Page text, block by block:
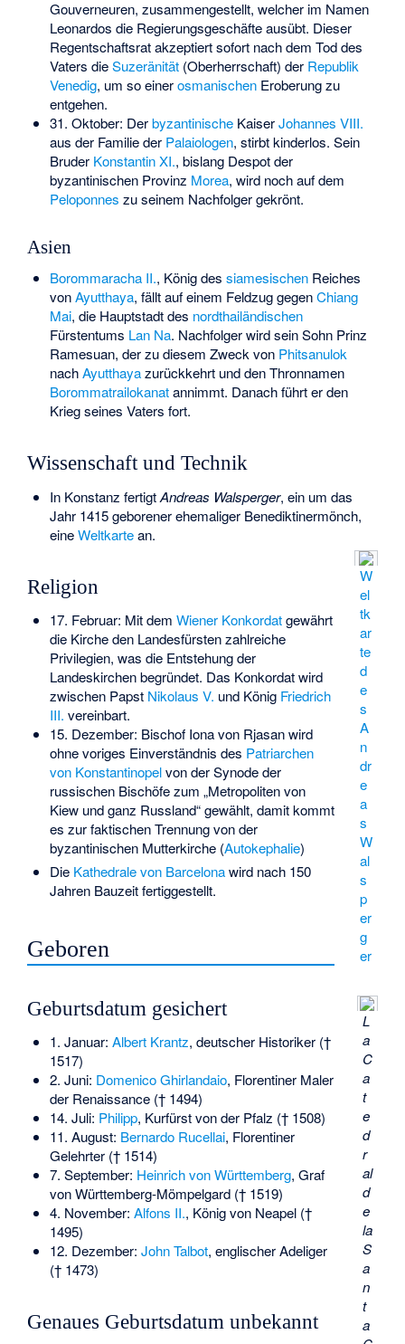
Gouverneuren, zusammengestellt, welcher im Namen
Leonardos die Regierungsgeschäfte ausübt. Dieser
Regentschaftsrat akzeptiert sofort nach dem Tod des
Vaters dieSuzeränität(Oberherrschaft) der Republik
Venedig, um so einerosmanischenEroberung zu
entgehen.
31. Oktober: DerbyzantinischeKaiserJohannes VIII.
aus der Familie der Palaiologen, stirbt kinderlos. Sein
Bruder Konstantin XI., bislang Despot der
byzantinischen Provinz Morea, wird noch auf dem
Peloponnes zu seinem Nachfolger gekrönt.
Asien
Borommaracha II., König des siamesischenReiches
vonAyutthaya, fällt auf einem Feldzug gegenChiang
Mai, die Hauptstadt des nordthailändischen
Fürstentums Lan Na. Nachfolger wird sein Sohn Prinz
Ramesuan, der zu diesem Zweck von Phitsanulok
nachAyutthayazurückkehrt und den Thronnamen
Borommatrailokanatannimmt. Danach führt er den
Krieg seines Vaters fort.
Wissenschaft und Technik
In Konstanz fertigtAndreas Walsperger, ein um das
Jahr 1415 geborener ehemaliger Benediktinermönch,
eineWeltkartean.
W
el
tk
ar
te
d
e
s
A
n
dr
e
a
s
W
al
s
p
er
g
er
Religion
17. Februar: Mit dem Wiener Konkordatgewährt
die Kirche den Landesfürsten zahlreiche
Privilegien, was die Entstehung der
Landeskirchen begründet. Das Konkordat wird
zwischen Papst Nikolaus V. und König Friedrich
III. vereinbart.
15. Dezember: Bischof Iona von Rjasan wird
ohne voriges Einverständnis des Patriarchen
von Konstantinopelvon der Synode der
russischen Bischöfe zum „Metropoliten von
Kiew und ganz Russland“ gewählt, damit kommt
es zur faktischen Trennung von der
byzantinischen Mutterkirche (Autokephalie)
L
a
C
a
t
e
d
r
al
d
e
la
S
a
n
t
a
Die Kathedrale von Barcelonawird nach 150
Jahren Bauzeit fertiggestellt.
Geboren
Geburtsdatum gesichert
1. Januar: Albert Krantz, deutscher Historiker (†
1517)
2. Juni: Domenico Ghirlandaio, Florentiner Maler
der Renaissance († 1494)
14. Juli: Philipp, Kurfürst von der Pfalz († 1508)
11. August: Bernardo Rucellai, Florentiner
Gelehrter († 1514)
7. September: Heinrich von Württemberg, Graf
von Württemberg-Mömpelgard († 1519)
4. November: Alfons II., König von Neapel (†
1495)
12. Dezember: John Talbot, englischer Adeliger
(† 1473)
Genaues Geburtsdatum unbekannt